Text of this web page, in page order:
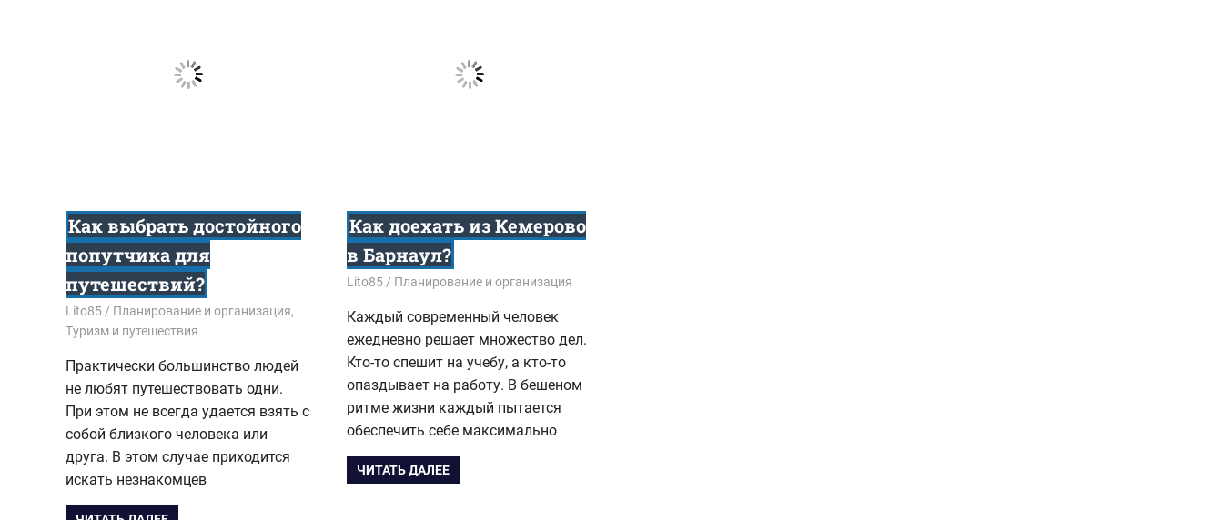
Как выбрать достойного
попутчика для
путешествий?
18.07.2017
Lito85 Планирование и организация,
Туризм и путешествия
Практически большинство людей
не любят путешествовать одни.
При этом не всегда удается взять с
собой близкого человека или
друга. В этом случае приходится
искать незнакомцев
Как доехать из Кемерово
в Барнаул?
31.07.2015
Lito85 Планирование и организация
Каждый современный человек
ежедневно решает множество дел.
Кто-то спешит на учебу, а кто-то
опаздывает на работу. В бешеном
ритме жизни каждый пытается
обеспечить себе максимально
ЧИТАТЬ ДАЛЕЕ